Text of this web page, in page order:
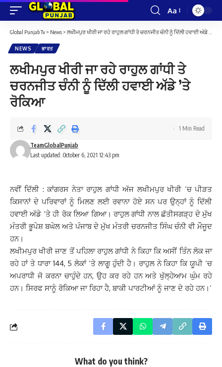
Font
Resizer
Aa
Global Punjab Tv > News > ਲਖੀਮਪੁਰ ਖੀਰੀ ਜਾ ਰਹੇ ਰਾਹੁਲ ਗਾਂਧੀ ਤੇ ਚਰਨਜੀਤ ਚੰਨੀ ਨੂੰ ਦਿੱਲੀ ਹਵਾਈ ਅੱਡੇ ’ਤੇ ਰੋਕਿਆ
NEWS ਭਾਰਤ
ਲਖੀਮਪੁਰ ਖੀਰੀ ਜਾ ਰਹੇ ਰਾਹੁਲ ਗਾਂਧੀ ਤੇ
ਚਰਨਜੀਤ ਚੰਨੀ ਨੂੰ ਦਿੱਲੀ ਹਵਾਈ ਅੱਡੇ ’ਤੇ
ਰੋਕਿਆ
Last updated: October 6, 2021 12:43 pm
TeamGlobalPunjab
1 Min Read
ਨਵੀਂ ਦਿੱਲੀ : ਕਾਂਗਰਸ ਨੇਤਾ ਰਾਹੁਲ ਗਾਂਧੀ ਅੱਜ ਲਖੀਮਪੁਰ ਖੀਰੀ ’ਚ ਪੀੜਤ
ਕਿਸਾਨਾਂ ਦੇ ਪਰਿਵਾਰਾਂ ਨੂੰ ਮਿਲਣ ਲਈ ਰਵਾਨਾ ਹੋਏ ਸਨ ਪਰ ਉਨ੍ਹਾਂ ਨੂੰ ਦਿੱਲੀ
ਹਵਾਈ ਅੱਡੇ ’ਤੇ ਹੀ ਰੋਕ ਲਿਆ ਗਿਆ। ਰਾਹੁਲ ਗਾਂਧੀ ਨਾਲ ਛੱਤੀਸਗੜ੍ਹ ਦੇ ਮੁੱਖ
ਮੰਤਰੀ ਭੂਪੇਸ਼ ਬਘੇਲ ਅਤੇ ਪੰਜਾਬ ਦੇ ਮੁੱਖ ਮੰਤਰੀ ਚਰਨਜੀਤ ਸਿੰਘ ਚੰਨੀ ਵੀ ਮੌਜੂਦ
ਹਨ।
ਲਖੀਮਪੁਰ ਖੀਰੀ ਜਾਣ ਤੋਂ ਪਹਿਲਾ ਰਾਹੁਲ ਗਾਂਧੀ ਨੇ ਕਿਹਾ ਕਿ ਅਸੀਂ ਤਿੰਨ ਲੋਕ ਜਾ
ਰਹੇ ਹਾਂ ਤੇ ਧਾਰਾ 144, 5 ਲੋਕਾਂ ‘ਤੇ ਲਾਗੂ ਹੁੰਦੀ ਹੈ। ਰਾਹੁਲ ਨੇ ਕਿਹਾ ਕਿ ਯੂਪੀ ‘ਚ
ਅਪਰਾਧੀ ਜੋ ਕਰਨਾ ਚਾਹੁੰਦੇ ਹਨ, ਉਹ ਕਰ ਰਹੇ ਹਨ ਅਤੇ ਖੁੱਲ੍ਹੇਆਮ ਘੁੰਮ ਰਹੇ
ਹਨ। ਸਿਰਫ ਸਾਨੂੰ ਰੋਕਿਆ ਜਾ ਰਿਹਾ ਹੈ, ਬਾਕੀ ਪਾਰਟੀਆਂ ਨੂੰ ਜਾਣ ਦੇ ਰਹੇ ਹਨ।’
What do you think?